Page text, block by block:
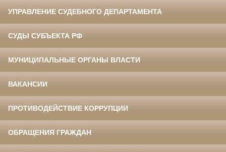
УПРАВЛЕНИЕ СУДЕБНОГО ДЕПАРТАМЕНТА
СУДЫ СУБЪЕКТА РФ
МУНИЦИПАЛЬНЫЕ ОРГАНЫ ВЛАСТИ
ВАКАНСИИ
ПРОТИВОДЕЙСТВИЕ КОРРУПЦИИ
ОБРАЩЕНИЯ ГРАЖДАН